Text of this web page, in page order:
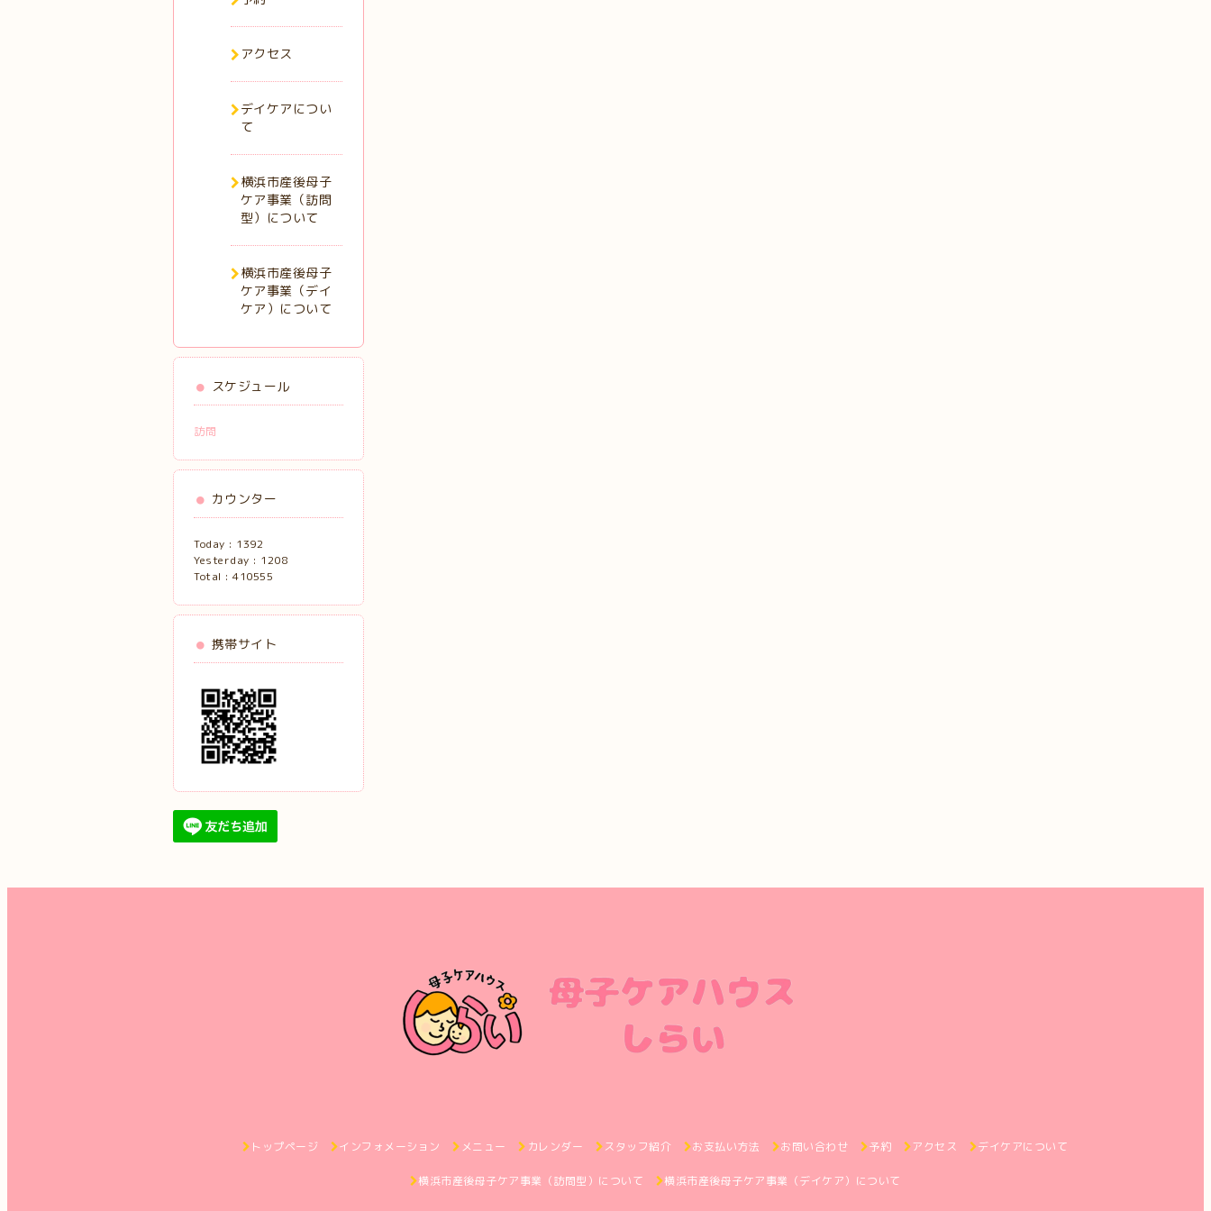
アクセス
デイケアについ
て
横浜市産後母子
ケア事業（訪問
型）について
横浜市産後母子
ケア事業（デイ
ケア）について
スケジュール
訪問
カウンター
Today : 1392
Yesterday : 1208
Total : 410555
携帯サイト
トップページ インフォメーション メニュー カレンダー スタッフ紹介 お支払い方法 お問い合わせ 予約 アクセス デイケアについて
横浜市産後母子ケア事業（訪問型）について 横浜市産後母子ケア事業（デイケア）について